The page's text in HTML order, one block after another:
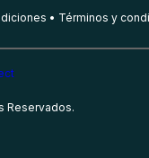
Términos y
Reservados.